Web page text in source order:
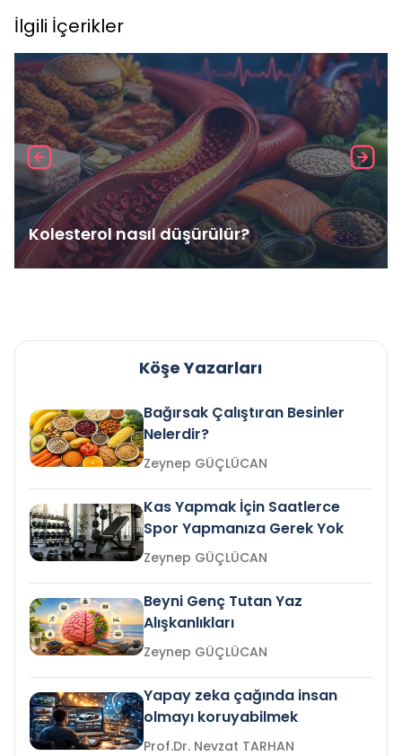
İlgili İçerikler
Kolesterol nasıl düşürülür?
Köşe Yazarları
Bağırsak Çalıştıran Besinler
Nelerdir?
Zeynep GÜÇLÜCAN
Kas Yapmak İçin Saatlerce
Spor Yapmanıza Gerek Yok
Zeynep GÜÇLÜCAN
Beyni Genç Tutan Yaz
Alışkanlıkları
Zeynep GÜÇLÜCAN
Yapay zeka çağında insan
olmayı koruyabilmek
Prof.Dr. Nevzat TARHAN